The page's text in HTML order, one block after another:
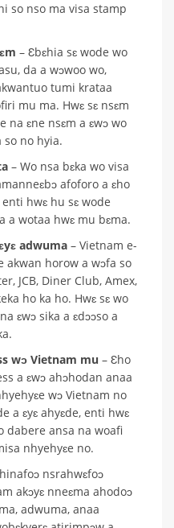
so nso ma visa stamp
– Ɛbɛhia sɛ wode wo
da a wɔwoo wo,
tumi krataa
mu ma. Hwɛ sɛ nsɛm
na ɛne nsɛm a ɛwɔ wo
no hyia.
– Wo nsa bɛka wo visa
afoforo a ɛho
hwɛ hu sɛ wode
a wotaa hwɛ mu bɛma.
adwuma – Vietnam e-
akwan horow a wɔfa so
JCB, Diner Club, Amex,
ho ka ho. Hwɛ sɛ wo
ɛwɔ sika a ɛdɔɔso a
wɔ Vietnam mu – Ɛho
a ɛwɔ ahɔhodan anaa
wɔ Vietnam no
a ɛyɛ ahyɛde, enti hwɛ
dabere ansa na woafi
nhyehyɛe no.
nsrahwɛfoɔ
akɔyɛ nneɛma ahodoɔ
adwuma, anaa